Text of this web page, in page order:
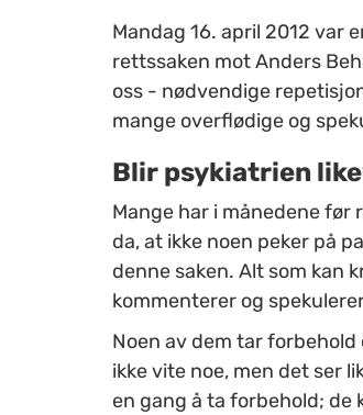
Mandag 16. april 2012 var
rettssaken mot Anders
oss - nødvendige
mange overflødige og
Blir psykiatrien
Mange har i månedene
da, at ikke noen peker på
denne saken. Alt som kan
kommenterer og
Noen av dem tar
ikke vite noe, men det ser
en gang å ta forbehold; de